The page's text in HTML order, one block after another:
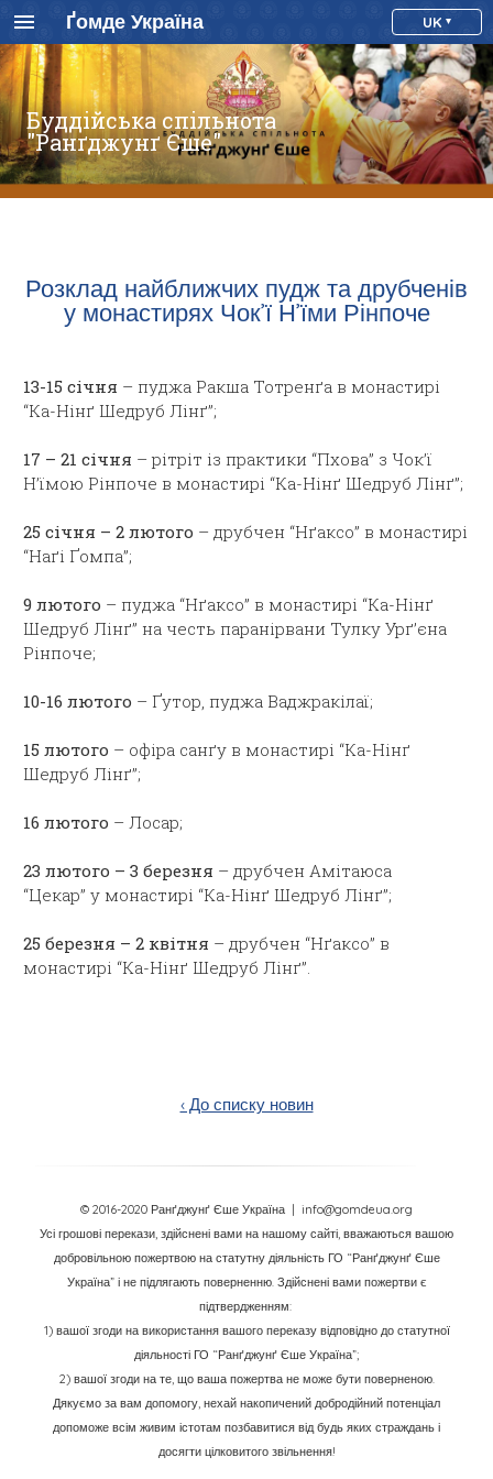
Ґомде Україна UK
Буддійська спільнота
"Ранґджунґ Єше"
Розклад найближчих пудж та друбченів
у монастирях Чок’ї Н’їми Рінпоче
13-15 січня – пуджа Ракша Тотренґа в монастирі
“Ка-Нінґ Шедруб Лінґ”;
17 – 21 січня – рітріт із практики “Пхова” з Чок’ї
Н’їмою Рінпоче в монастирі “Ка-Нінґ Шедруб Лінґ”;
25 січня – 2 лютого – друбчен “Нґаксо” в монастирі
“Наґі Ґомпа”;
9 лютого – пуджа “Нґаксо” в монастирі “Ка-Нінґ
Шедруб Лінґ” на честь паранірвани Тулку Урґ’єна
Рінпоче;
10-16 лютого – Ґутор, пуджа Ваджракілаї;
15 лютого – офіра санґу в монастирі “Ка-Нінґ
Шедруб Лінґ”;
16 лютого – Лосар;
23 лютого – 3 березня – друбчен Амітаюса
“Цекар” у монастирі “Ка-Нінґ Шедруб Лінґ”;
25 березня – 2 квітня – друбчен “Нґаксо” в
монастирі “Ка-Нінґ Шедруб Лінґ”.
‹ До списку новин
© 2016-2020 Ранґджунґ Єше Україна
| info@gomdeua.org
Усі грошові перекази, здійснені вами на нашому сайті, вважаються вашою
добровільною пожертвою на статутну діяльність ГО “Ранґджунґ Єше
Україна” і не підлягають поверненню. Здійснені вами пожертви є
підтвердженням:
1) вашої згоди на використання вашого переказу відповідно до статутної
діяльності ГО “Ранґджунґ Єше Україна”;
2) вашої згоди на те, що ваша пожертва не може бути поверненою.
Дякуємо за вам допомогу, нехай накопичений добродійний потенціал
допоможе всім живим істотам позбавитися від будь яких страждань і
досягти цілковитого звільнення!